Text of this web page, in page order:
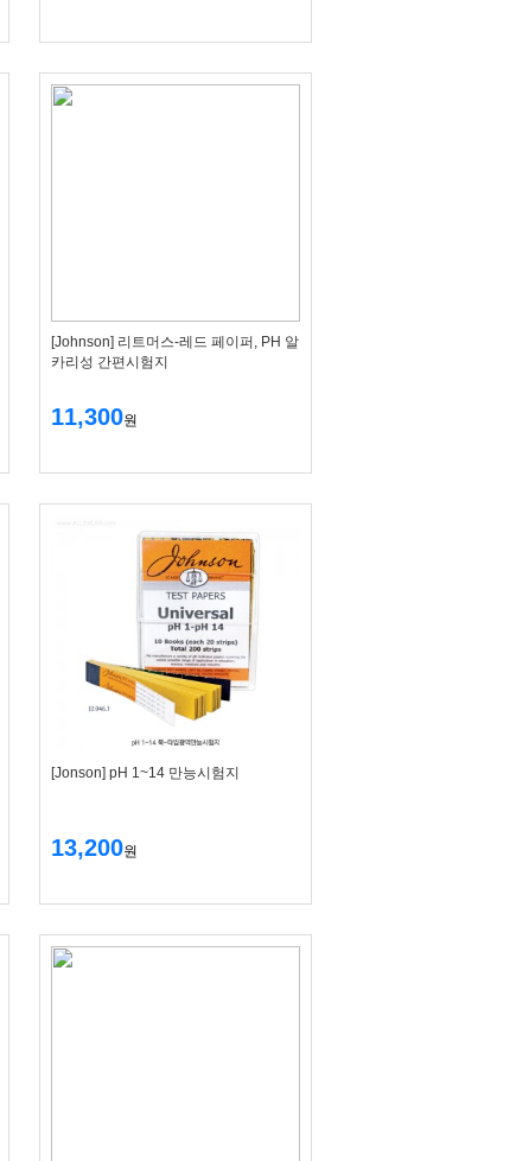
[Johnson] 리트머스-레드 페이퍼, PH 알
카리성 간편시험지
11,300원
[Jonson] pH 1~14 만능시험지
13,200원